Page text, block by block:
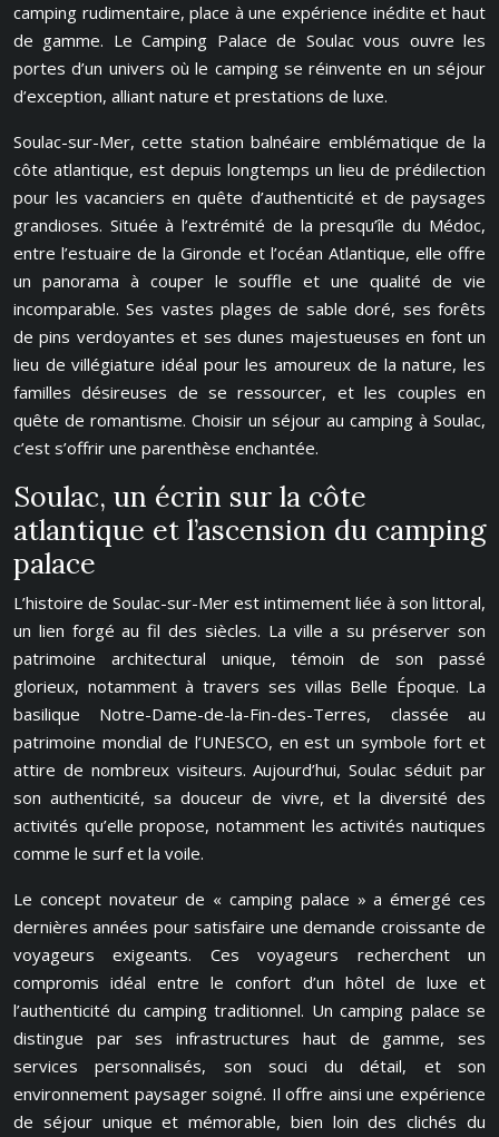
camping rudimentaire, place à une expérience inédite et haut
de gamme. Le Camping Palace de Soulac vous ouvre les
portes d’un univers où le camping se réinvente en un séjour
d’exception, alliant nature et prestations de luxe.
Soulac-sur-Mer, cette station balnéaire emblématique de la
côte atlantique, est depuis longtemps un lieu de prédilection
pour les vacanciers en quête d’authenticité et de paysages
grandioses. Située à l’extrémité de la presqu’île du Médoc,
entre l’estuaire de la Gironde et l’océan Atlantique, elle offre
un panorama à couper le souffle et une qualité de vie
incomparable. Ses vastes plages de sable doré, ses forêts
de pins verdoyantes et ses dunes majestueuses en font un
lieu de villégiature idéal pour les amoureux de la nature, les
familles désireuses de se ressourcer, et les couples en
quête de romantisme. Choisir un séjour au camping à Soulac,
c’est s’offrir une parenthèse enchantée.
Soulac, un écrin sur la côte
atlantique et l’ascension du camping
palace
L’histoire de Soulac-sur-Mer est intimement liée à son littoral,
un lien forgé au fil des siècles. La ville a su préserver son
patrimoine architectural unique, témoin de son passé
glorieux, notamment à travers ses villas Belle Époque. La
basilique Notre-Dame-de-la-Fin-des-Terres, classée au
patrimoine mondial de l’UNESCO, en est un symbole fort et
attire de nombreux visiteurs. Aujourd’hui, Soulac séduit par
son authenticité, sa douceur de vivre, et la diversité des
activités qu’elle propose, notamment les activités nautiques
comme le surf et la voile.
Le concept novateur de « camping palace » a émergé ces
dernières années pour satisfaire une demande croissante de
voyageurs exigeants. Ces voyageurs recherchent un
compromis idéal entre le confort d’un hôtel de luxe et
l’authenticité du camping traditionnel. Un camping palace se
distingue par ses infrastructures haut de gamme, ses
services personnalisés, son souci du détail, et son
environnement paysager soigné. Il offre ainsi une expérience
de séjour unique et mémorable, bien loin des clichés du